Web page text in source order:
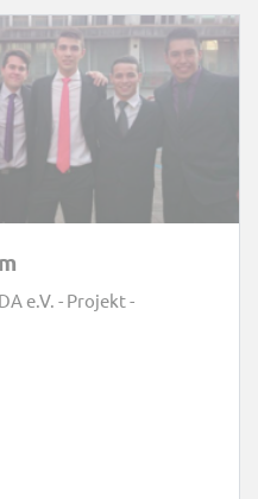
e.V. - Projekt -